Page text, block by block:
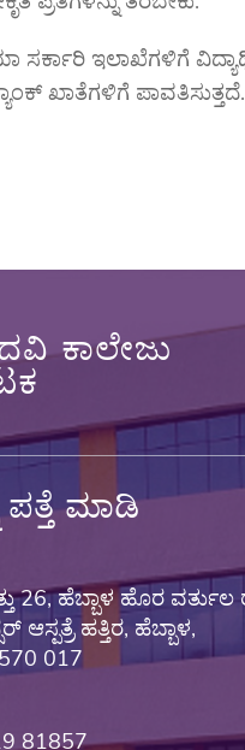
ಇಲಾಖೆಗಳಿಗೆ
ಖಾತೆಗಳಿಗೆ
ಕಾಲೇಜು
ಪತ್ತೆ ಮಾಡಿ
26, ಹೆಬ್ಬಾಳ ಹೊರ ವರ್ತುಲ
ಆಸ್ಪತ್ರೆ ಹತ್ತಿರ, ಹೆಬ್ಬಾಳ,
017
81857